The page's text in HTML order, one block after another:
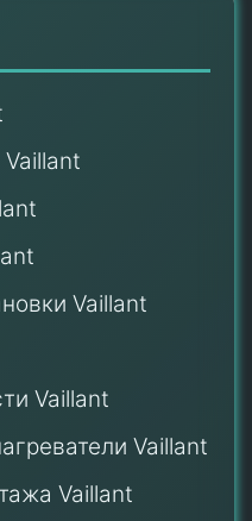
Vaillant
Vaillant
Vaillant
Vaillant